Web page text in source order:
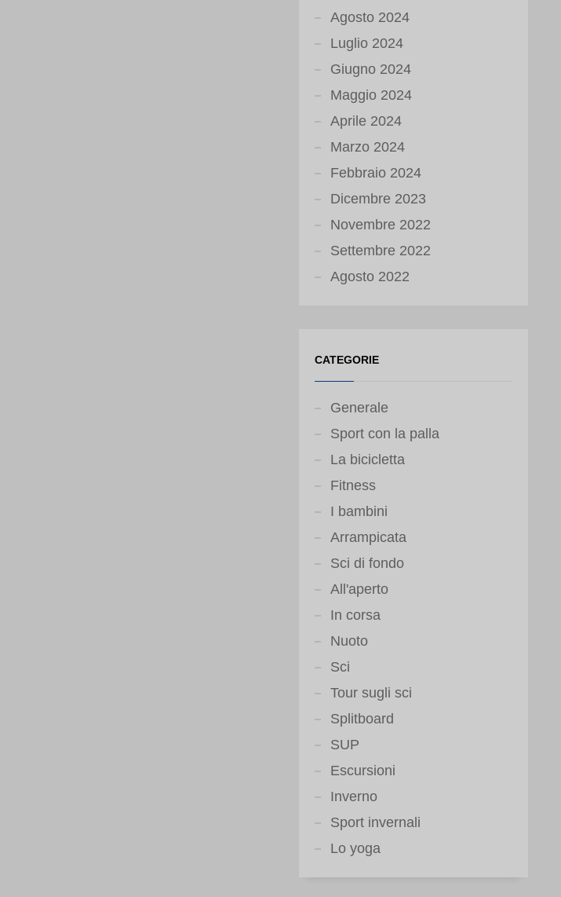
Agosto 2024
Luglio 2024
Giugno 2024
Maggio 2024
Aprile 2024
Marzo 2024
Febbraio 2024
Dicembre 2023
Novembre 2022
Settembre 2022
Agosto 2022
CATEGORIE
Generale
Sport con la palla
La bicicletta
Fitness
I bambini
Arrampicata
Sci di fondo
All'aperto
In corsa
Nuoto
Sci
Tour sugli sci
Splitboard
SUP
Escursioni
Inverno
Sport invernali
Lo yoga